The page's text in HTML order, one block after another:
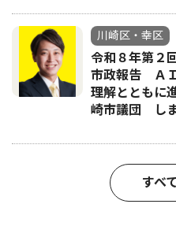
川崎区・幸区
令和８年第２
市政報告 Ａ
理解とともに
崎市議団 し
すべ